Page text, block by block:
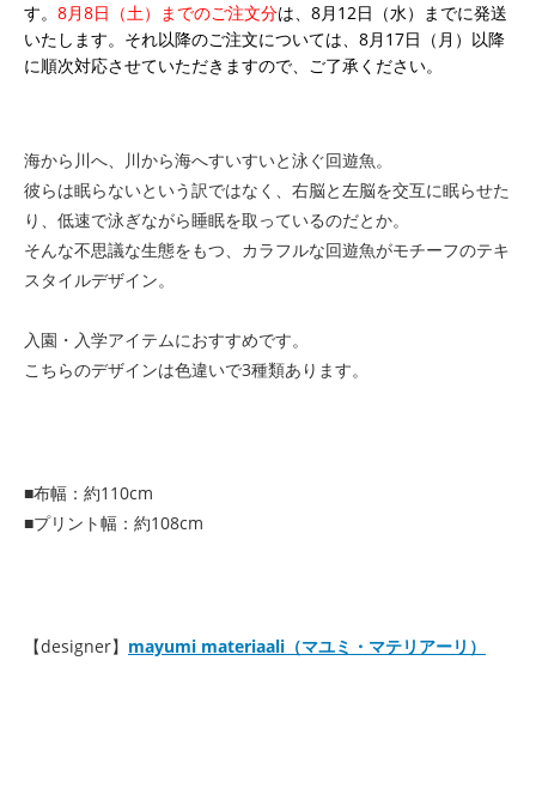
す。 8月8日（土）までのご注文分は、8月12日（水）までに発送
いたします。それ以降のご注文については、8月17日（月）以降
に順次対応させていただきますので、ご了承ください。
海から川へ、川から海へすいすいと泳ぐ回遊魚。
彼らは眠らないという訳ではなく、右脳と左脳を交互に眠らせた
り、低速で泳ぎながら睡眠を取っているのだとか。
そんな不思議な生態をもつ、カラフルな回遊魚がモチーフのテキ
スタイルデザイン。
入園・入学アイテムにおすすめです。
こちらのデザインは色違いで3種類あります。
■布幅：約110cm
■プリント幅：約108cm
【designer】 mayumi materiaali（マユミ・マテリアーリ）